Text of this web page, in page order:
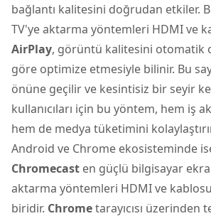
bağlantı kalitesini doğrudan etkiler.
TV'ye aktarma yöntemleri HDMI ve
AirPlay, görüntü kalitesini otomatik
göre optimize etmesiyle bilinir. Bu
önüne geçilir ve kesintisiz bir seyir
kullanıcıları için bu yöntem, hem iş
hem de medya tüketimini
Android ve Chrome ekosisteminde
Chromecast en güçlü bilgisayar
aktarma yöntemleri HDMI ve
biridir. Chrometarayıcısı üzerinden